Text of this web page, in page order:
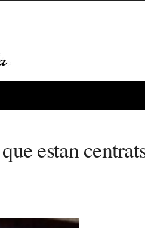
estan